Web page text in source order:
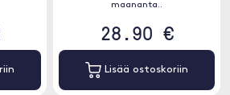
maananta..
28.90 €
Lisää ostoskoriin